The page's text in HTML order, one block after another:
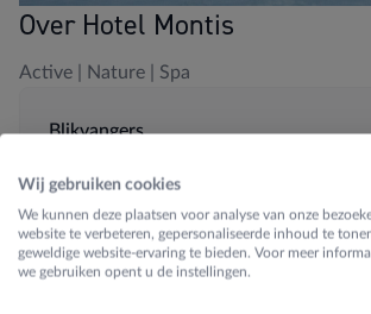
Wij gebruiken cookies
We kunnen deze plaatsen voor analyse van onze
website te verbeteren, gepersonaliseerde inhoud te
geweldige website-ervaring te bieden. Voor meer
we gebruiken opent u de instellingen.
Over Hotel Montis
Active | Nature | Spa
Blikvangers
200m van dalstation
Hotelshuttle
Spa en wellness aanwezig